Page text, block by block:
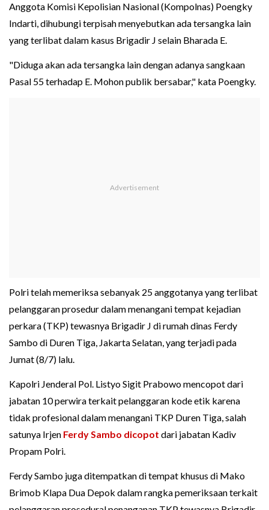
Anggota Komisi Kepolisian Nasional (Kompolnas) Poengky
Indarti, dihubungi terpisah menyebutkan ada tersangka lain
yang terlibat dalam kasus Brigadir J selain Bharada E.
"Diduga akan ada tersangka lain dengan adanya sangkaan
Pasal 55 terhadap E. Mohon publik bersabar," kata Poengky.
Polri telah memeriksa sebanyak 25 anggotanya yang terlibat
pelanggaran prosedur dalam menangani tempat kejadian
perkara (TKP) tewasnya Brigadir J di rumah dinas Ferdy
Sambo di Duren Tiga, Jakarta Selatan, yang terjadi pada
Jumat (8/7) lalu.
Kapolri Jenderal Pol. Listyo Sigit Prabowo mencopot dari
jabatan 10 perwira terkait pelanggaran kode etik karena
tidak profesional dalam menangani TKP Duren Tiga, salah
satunya Irjen Ferdy Sambo dicopot dari jabatan Kadiv
Propam Polri.
Ferdy Sambo juga ditempatkan di tempat khusus di Mako
Brimob Klapa Dua Depok dalam rangka pemeriksaan terkait